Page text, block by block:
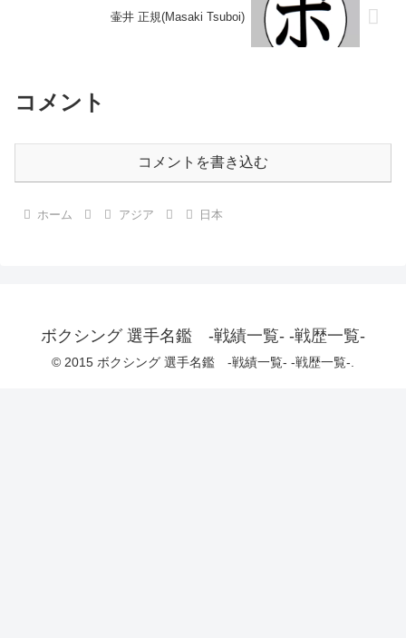
壷井 正規(Masaki Tsuboi)
コメント
コメントを書き込む
ホーム アジア 日本
ボクシング 選手名鑑 -戦績一覧- -戦歴一覧-
© 2015 ボクシング 選手名鑑 -戦績一覧- -戦歴一覧-.